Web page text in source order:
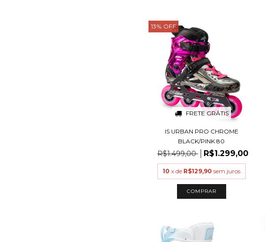
13% OFF
FRETE GRÁTIS
IS URBAN PRO CHROME
BLACK/PINK 80
R$1.499,00 R$1.299,00
10 x de R$129,90 sem juros
COMPRAR